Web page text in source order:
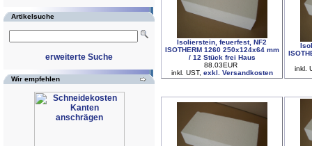
Artikelsuche
erweiterte Suche
Wir empfehlen
Isolierstein, feuerfest, NF2
ISOTHERM 1260 250x124x64 mm
/ 12 Stück frei Haus
88.03EUR
inkl. UST, exkl. Versandkosten
inkl.